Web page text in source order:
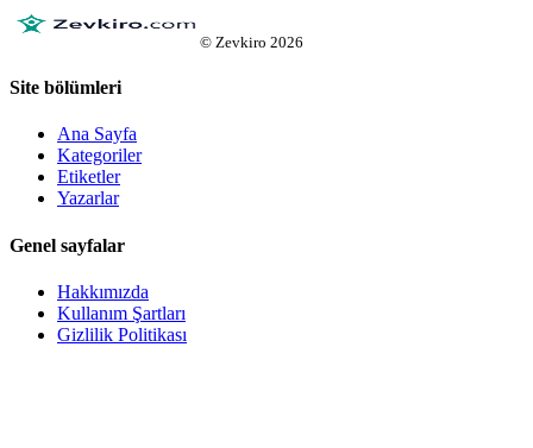
© Zevkiro 2026
Site bölümleri
Ana Sayfa
Kategoriler
Etiketler
Yazarlar
Genel sayfalar
Hakkımızda
Kullanım Şartları
Gizlilik Politikası